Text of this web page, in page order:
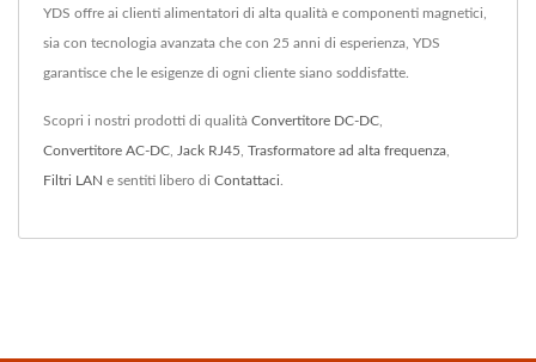
YDS offre ai clienti alimentatori di alta qualità e componenti magnetici,
sia con tecnologia avanzata che con 25 anni di esperienza, YDS
garantisce che le esigenze di ogni cliente siano soddisfatte.
Scopri i nostri prodotti di qualità Convertitore DC-DC
Convertitore AC-DC Jack RJ45 Trasformatore ad alta frequenza
Filtri LAN e sentiti libero di Contattaci